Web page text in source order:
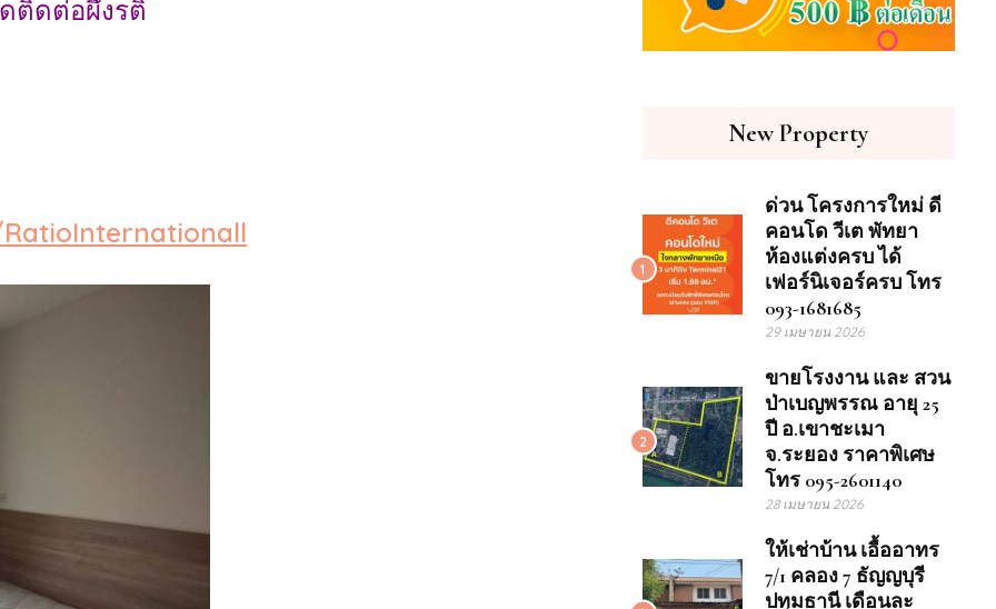
ติดต่อผึ้งรติ
New Property
1
ด่วน โครงการใหม่ ดี
คอนโด วีเต พัทยา
ห้องแต่งครบ ได้
เฟอร์นิเจอร์ครบ โทร
093-1681685
29 เมษายน 2026
2
ขายโรงงาน และ สวน
ป่าเบญพรรณ อายุ 25
ปี อ.เขาชะเมา
จ.ระยอง ราคาพิเศษ
โทร 095-2601140
28 เมษายน 2026
ให้เช่าบ้าน เอื้ออาทร
7/1 คลอง 7 ธัญญบุรี
ปทุมธานี เดือนละ